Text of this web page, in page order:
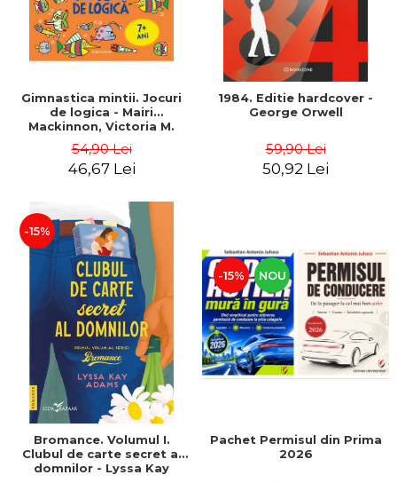
Gimnastica mintii. Jocuri
de logica - Mairi
Mackinnon, Victoria M.
54,90 Lei
46,67 Lei
1984. Editie hardcover -
George Orwell
59,90 Lei
50,92 Lei
-15%
Bromance. Volumul I.
Clubul de carte secret al
domnilor - Lyssa Kay
-15% NOU
Pachet Permisul din Prima
2026